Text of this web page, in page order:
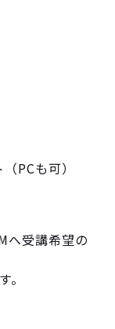
PCも可）
受講希望の